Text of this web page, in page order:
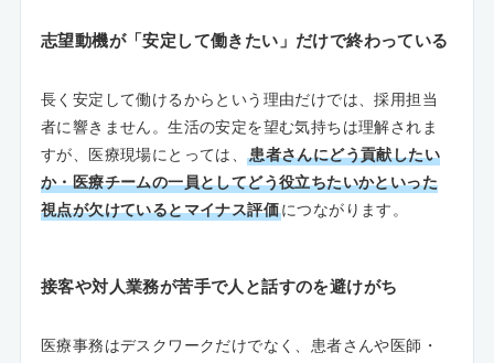
志望動機が「安定して働きたい」だけで終わっている
長く安定して働けるからという理由だけでは、採用担当
者に響きません。生活の安定を望む気持ちは理解されま
すが、医療現場にとっては、患者さんにどう貢献したい
か・医療チームの一員としてどう役立ちたいかといった
視点が欠けているとマイナス評価につながります。
接客や対人業務が苦手で人と話すのを避けがち
医療事務はデスクワークだけでなく、患者さんや医師・